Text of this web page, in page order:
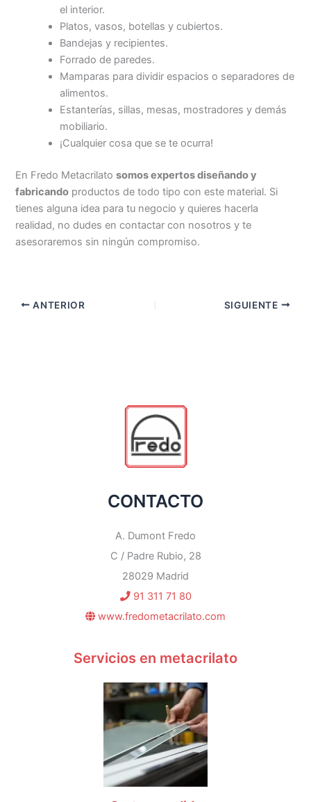
el interior.
Platos, vasos, botellas y cubiertos.
Bandejas y recipientes.
Forrado de paredes.
Mamparas para dividir espacios o separadores de
alimentos.
Estanterías, sillas, mesas, mostradores y demás
mobiliario.
¡Cualquier cosa que se te ocurra!
En Fredo Metacrilatosomos expertos diseñando y
fabricando productos de todo tipo con este material. Si
tienes alguna idea para tu negocio y quieres hacerla
realidad, no dudes en contactar con nosotros y te
asesoraremos sin ningún compromiso.
ANTERIOR SIGUIENTE
CONTACTO
A. Dumont Fredo
C / Padre Rubio, 28
28029 Madrid
91 311 71 80
www.fredometacrilato.com
Servicios en metacrilato